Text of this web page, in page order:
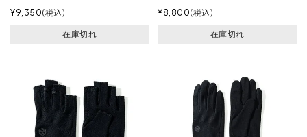
¥9,350 税込
在庫切れ
¥8,800 税込
在庫切れ